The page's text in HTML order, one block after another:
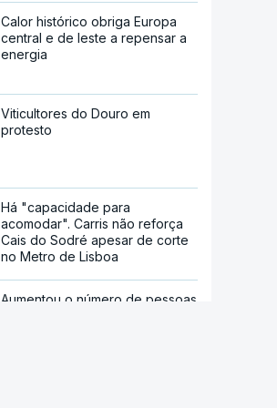
Calor histórico obriga Europa
central e de leste a repensar a
energia
Viticultores do Douro em
protesto
Há "capacidade para
acomodar". Carris não reforça
Cais do Sodré apesar de corte
no Metro de Lisboa
Aumentou o número de pessoas